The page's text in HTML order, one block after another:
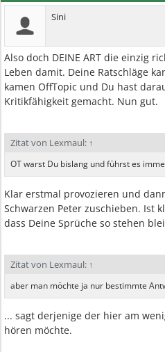
Sini
Also doch DEINE ART die einzig
Leben damit. Deine Ratschläge
kamen OffTopic und Du hast
Kritikfähigkeit gemacht. Nun gut.
Zitat von Lexmaul: ↑
OT warst Du bislang und führst es
Klar erstmal provozieren und
Schwarzen Peter zuschieben. Ist
dass Deine Sprüche so stehen
Zitat von Lexmaul: ↑
aber man möchte ja nur bestimmte
... sagt derjenige der hier am
hören möchte.